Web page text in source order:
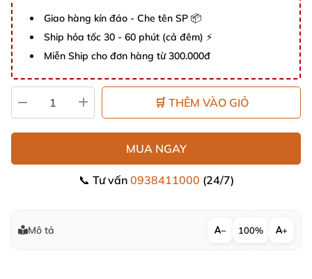
Giao hàng kín đáo - Che tên SP 📦
Ship hỏa tốc 30 - 60 phút (cả đêm) ⚡
Miễn Ship cho đơn hàng từ 300.000đ
🛒 THÊM VÀO GIỎ
MUA NGAY
📞 Tư vấn 0938411000 (24/7)
Mô tả − 100% +